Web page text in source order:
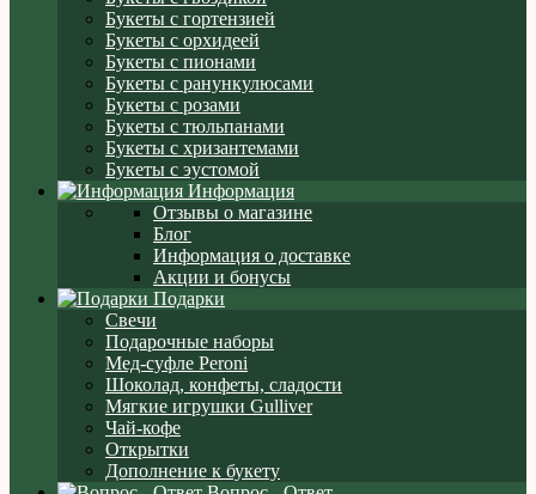
Букеты с гортензией
Букеты с орхидеей
Букеты с пионами
Букеты с ранункулюсами
Букеты с розами
Букеты с тюльпанами
Букеты с хризантемами
Букеты с эустомой
Информация
Отзывы о магазине
Блог
Информация о доставке
Акции и бонусы
Подарки
Свечи
Подарочные наборы
Мед-суфле Peroni
Шоколад, конфеты, сладости
Мягкие игрушки Gulliver
Чай-кофе
Открытки
Дополнение к букету